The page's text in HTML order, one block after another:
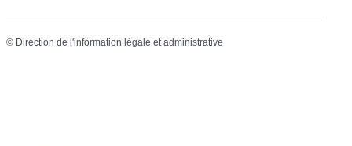
© Direction de l'information légale et administrative